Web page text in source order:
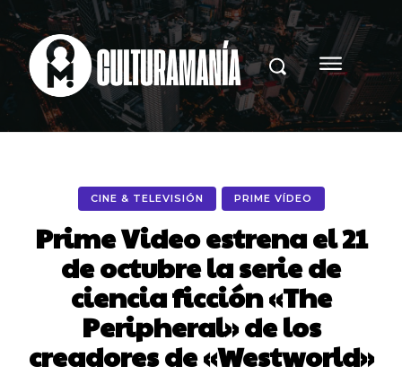
CINE & TELEVISIÓN PRIME VÍDEO
Prime Video estrena el 21
de octubre la serie de
ciencia ficción «The
Peripheral» de los
creadores de «Westworld»